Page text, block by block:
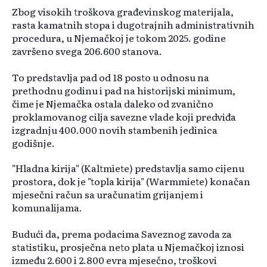
Zbog visokih troškova građevinskog materijala,
rasta kamatnih stopa i dugotrajnih administrativnih
procedura, u Njemačkoj je tokom 2025. godine
završeno svega 206.600 stanova.
To predstavlja pad od 18 posto u odnosu na
prethodnu godinu i pad na historijski minimum,
čime je Njemačka ostala daleko od zvanično
proklamovanog cilja savezne vlade koji predviđa
izgradnju 400.000 novih stambenih jedinica
godišnje.
"Hladna kirija" (Kaltmiete) predstavlja samo cijenu
prostora, dok je "topla kirija" (Warmmiete) konačan
mjesečni račun sa uračunatim grijanjem i
komunalijama.
Budući da, prema podacima Saveznog zavoda za
statistiku, prosječna neto plata u Njemačkoj iznosi
između 2.600 i 2.800 evra mjesečno, troškovi